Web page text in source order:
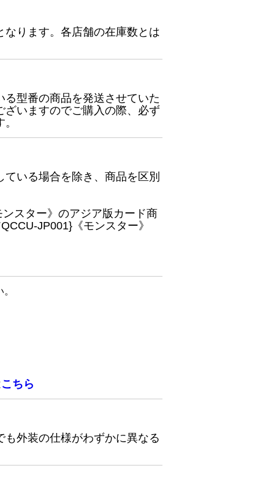
ります。各店舗の在庫数とは
型番の商品を発送させていた
ざいますのでご購入の際、必ず
いる場合を除き、商品を区別
スター》のアジア版カード商
JP001}《モンスター》
こちら
外装の仕様がわずかに異なる